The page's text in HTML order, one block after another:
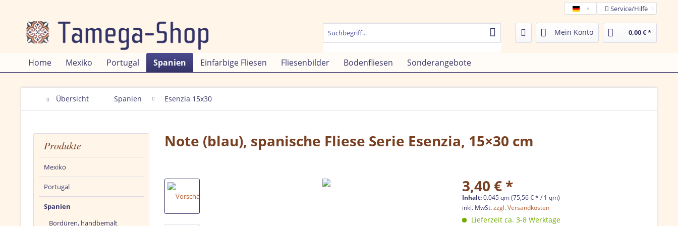
Tamega deService/Hilfe
Mein Konto 0,00 € *
Home Mexiko Portugal Spanien Einfarbige Fliesen Fliesenbilder Bodenfliesen Sonderangebote
Übersicht Spanien Esenzia 15x30
Produkte
Mexiko
Portugal
Spanien
Bordüren, handbemalt
Note (blau), spanische Fliese Serie Esenzia, 15×30 cm
3,40 € *
Inhalt:0.045 qm (75,56 € * / 1 qm)
inkl. MwSt.zzgl. Versandkosten
Lieferzeit ca. 3-8 Werktage